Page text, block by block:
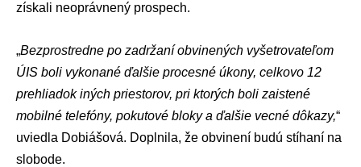
získali neoprávnený prospech.
„Bezprostredne po zadržaní obvinených vyšetrovateľom
ÚIS boli vykonané ďalšie procesné úkony, celkovo 12
prehliadok iných priestorov, pri ktorých boli zaistené
mobilné telefóny, pokutové bloky a ďalšie vecné dôkazy,“
uviedla Dobiášová. Doplnila, že obvinení budú stíhaní na
slobode.